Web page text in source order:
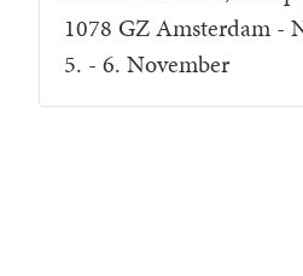
1078 GZ Amsterdam -
5. - 6. November